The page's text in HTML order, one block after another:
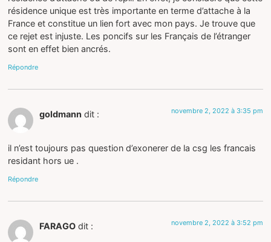
résidence unique est très importante en terme d’attache à la
France et constitue un lien fort avec mon pays. Je trouve que
ce rejet est injuste. Les poncifs sur les Français de l’étranger
sont en effet bien ancrés.
Répondre
goldmann dit : novembre 2, 2022 à 3:35 pm
il n’est toujours pas question d’exonerer de la csg les francais
residant hors ue .
Répondre
FARAGO dit : novembre 2, 2022 à 3:52 pm